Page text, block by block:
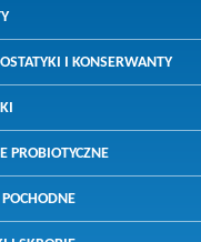
I KONSERWANTY
PROBIOTYCZNE